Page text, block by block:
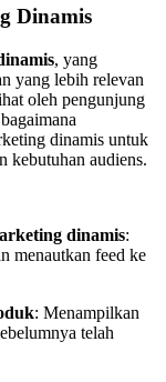
Dinamis
, yang
yang lebih relevan
oleh pengunjung
dinamis untuk
kebutuhan audiens.
dinamis:
menautkan feed ke
: Menampilkan
telah